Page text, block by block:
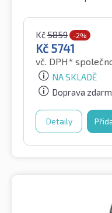
Kč5859 -2%
Kč 5741
vč. DPH*
NA SKLADĚ
Doprava
Detaily